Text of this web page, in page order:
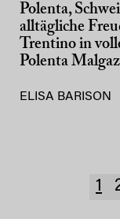
Polenta,
alltägliche
Trentino in
Polenta
ELISA BARISON
1